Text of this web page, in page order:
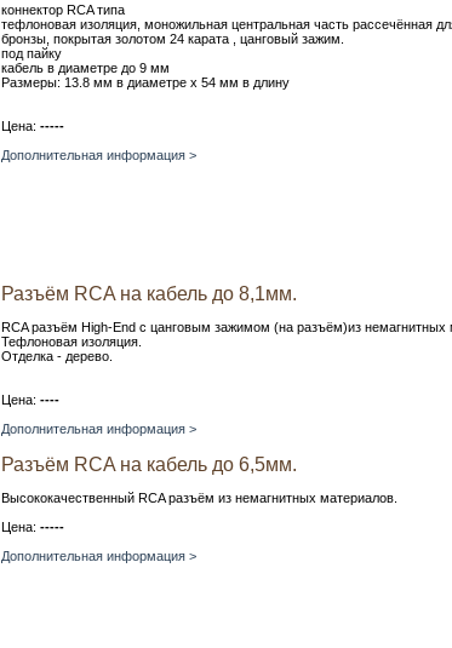
коннектор RCA типа
тефлоновая изоляция, моножильная центральная часть рассечённая
бронзы, покрытая золотом 24 карата , цанговый зажим.
под пайку
кабель в диаметре до 9 мм
Размеры: 13.8 мм в диаметре х 54 мм в длину
Цена: -----
Дополнительная информация >
Разъём RCA на кабель до 8,1мм.
RCA разъём High-End c цанговым зажимом (на разъём)из немагнитных
Тефлоновая изоляция.
Отделка - дерево.
Цена: ----
Дополнительная информация >
Разъём RCA на кабель до 6,5мм.
Высококачественный RCA разъём из немагнитных материалов.
Цена: -----
Дополнительная информация >